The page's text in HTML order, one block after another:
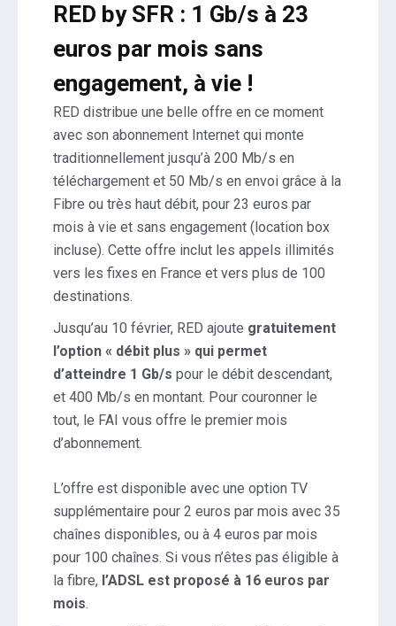
RED by SFR : 1 Gb/s à 23
euros par mois sans
engagement, à vie !
RED distribue une belle offre en ce moment
avec son abonnement Internet qui monte
traditionnellement jusqu’à 200 Mb/s en
téléchargement et 50 Mb/s en envoi grâce à la
Fibre ou très haut débit, pour 23 euros par
mois à vie et sans engagement (location box
incluse). Cette offre inclut les appels illimités
vers les fixes en France et vers plus de 100
destinations.
Jusqu’au 10 février, RED ajoute gratuitement
l’option « débit plus » qui permet
d’atteindre 1 Gb/s pour le débit descendant,
et 400 Mb/s en montant. Pour couronner le
tout, le FAI vous offre le premier mois
d’abonnement.
L’offre est disponible avec une option TV
supplémentaire pour 2 euros par mois avec 35
chaînes disponibles, ou à 4 euros par mois
pour 100 chaînes. Si vous n’êtes pas éligible à
la fibre, l’ADSL est proposé à 16 euros par
mois.